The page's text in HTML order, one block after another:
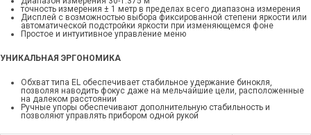
точность измерения ± 1 метр в пределах всего диапазона измерения
Дисплей с возможностью выбора фиксированной степени яркости или
автоматической подстройки яркости при изменяющемся фоне
Простое и интуитивное управление меню
УНИКАЛЬНАЯ ЭРГОНОМИКА
Обхват типа EL обеспечивает стабильное удержание бинокля,
позволяя наводить фокус даже на мельчайшие цели, расположенные
на далеком расстоянии
Ручные упоры обеспечивают дополнительную стабильность и
позволяют управлять прибором одной рукой